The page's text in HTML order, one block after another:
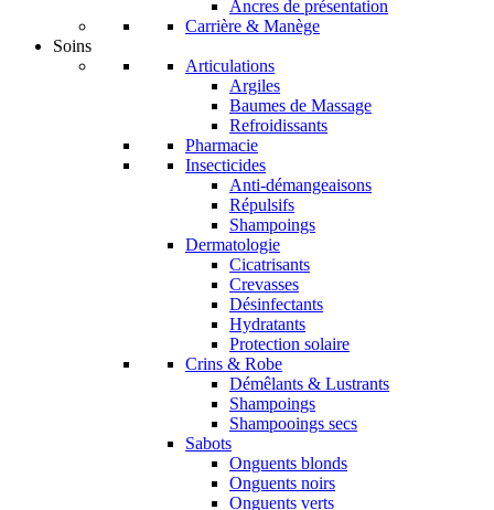
Ancres de présentation
Carrière & Manège
Soins
Articulations
Argiles
Baumes de Massage
Refroidissants
Pharmacie
Insecticides
Anti-démangeaisons
Répulsifs
Shampoings
Dermatologie
Cicatrisants
Crevasses
Désinfectants
Hydratants
Protection solaire
Crins & Robe
Démêlants & Lustrants
Shampoings
Shampooings secs
Sabots
Onguents blonds
Onguents noirs
Onguents verts